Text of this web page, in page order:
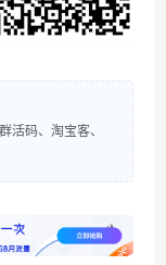
活码、淘宝客、